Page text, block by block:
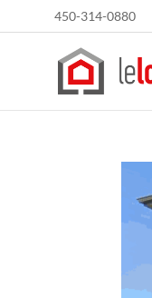
450-314-0880